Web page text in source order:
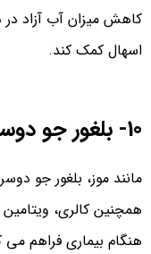
کاهش میزان آب آزاد
اسهال کمک کند.
10- بلغور جو دوسر
مانند موز، بلغور جو
همچنین کالری،
هنگام بیماری فراهم می